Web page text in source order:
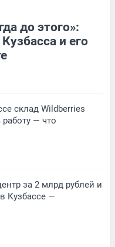
до этого»:
и его
склад Wildberries
— что
за 2 млрд рублей и
Кузбассе —